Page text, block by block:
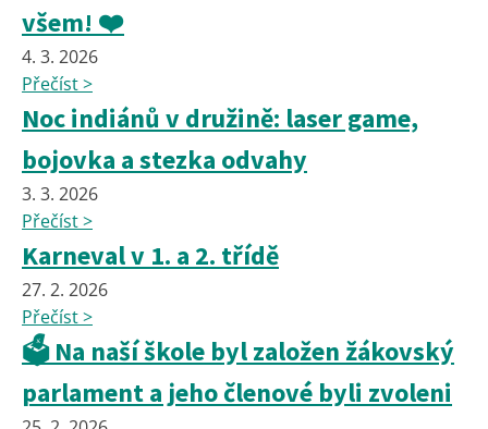
všem! ❤️
4. 3. 2026
Přečíst >
Noc indiánů v družině: laser game,
bojovka a stezka odvahy
3. 3. 2026
Přečíst >
Karneval v 1. a 2. třídě
27. 2. 2026
Přečíst >
🗳️ Na naší škole byl založen žákovský
parlament a jeho členové byli zvoleni